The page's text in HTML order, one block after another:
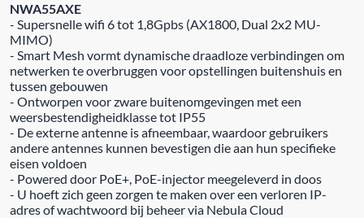
NWA55AXE
- Supersnelle wifi 6 tot 1,8Gpbs (AX1800, Dual 2x2 MU-
MIMO)
- Smart Mesh vormt dynamische draadloze verbindingen om
netwerken te overbruggen voor opstellingen buitenshuis en
tussen gebouwen
- Ontworpen voor zware buitenomgevingen met een
weersbestendigheidklasse tot IP55
- De externe antenne is afneembaar, waardoor gebruikers
andere antennes kunnen bevestigen die aan hun specifieke
eisen voldoen
- Powered door PoE+, PoE-injector meegeleverd in doos
- U hoeft zich geen zorgen te maken over een verloren IP-
adres of wachtwoord bij beheer via Nebula Cloud